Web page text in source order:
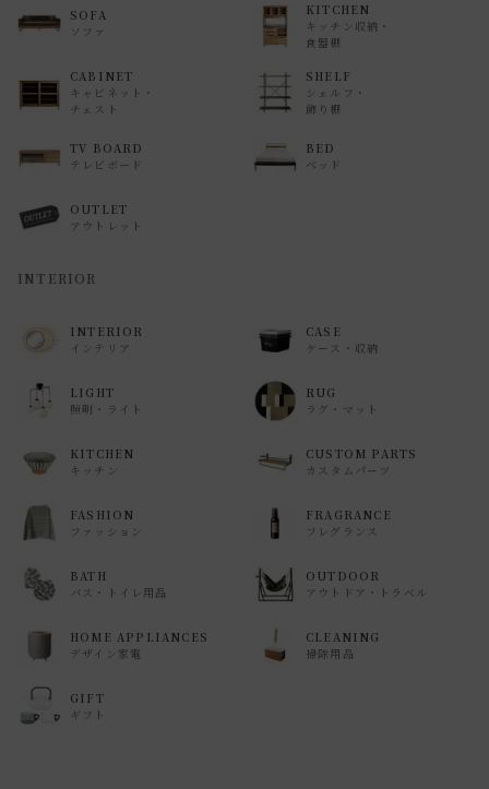
SOFA
ソファ
KITCHEN
キッチン収納・
食器棚
CABINET
キャビネット・
チェスト
SHELF
シェルフ・
飾り棚
TV BOARD
テレビボード
BED
ベッド
OUTLET
アウトレット
INTERIOR
INTERIOR
インテリア
CASE
ケース・収納
LIGHT
照明・ライト
RUG
ラグ・マット
KITCHEN
キッチン
CUSTOM PARTS
カスタムパーツ
FASHION
ファッション
FRAGRANCE
フレグランス
BATH
バス・トイレ用品
OUTDOOR
アウトドア・トラベル
HOME APPLIANCES
デザイン家電
CLEANING
掃除用品
GIFT
ギフト